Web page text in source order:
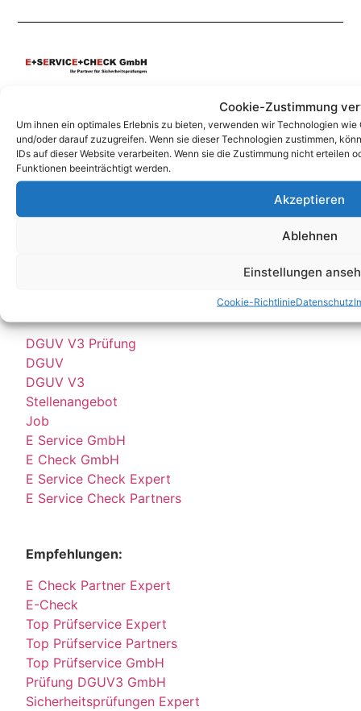
Cookie-Zustimmung
Um ihnen ein optimales Erlebnis zu bieten, verwenden wir Technologien
und/oder darauf zuzugreifen. Wenn sie dieser Technologien zustimmen,
IDs auf dieser Website verarbeiten. Wenn sie die Zustimmung nicht erteilen
Funktionen beeinträchtigt werden.
Akzeptieren
Ablehnen
Einstellungen
Cookie-RichtlinieDatenschutz
Unsere Korrespondenz-Adressen*:
Berlin
Wittestraße 30k, 13509 Berlin
+49 (0)30 4357 25 11
* Hierbei handelt es sich weder um Niederlassungen, noch Werkstätten o.ä.,
sondern um reine Korrespondenz-Adressen, an die Sie Ihre Anrufe und Post
DGUV V3 Prüfung
DGUV
DGUV V3
Stellenangebot
Job
E Service GmbH
E Check GmbH
E Service Check Expert
E Service Check Partners
Empfehlungen:
E Check Partner Expert
E-Check
Top Prüfservice Expert
Top Prüfservice Partners
Top Prüfservice GmbH
Prüfung DGUV3 GmbH
Sicherheitsprüfungen Expert